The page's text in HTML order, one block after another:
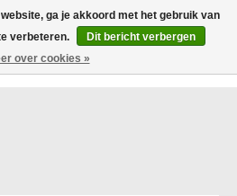
Verlanglijst
ga je akkoord met het gebruik van
verbeteren.
Dit bericht verbergen
over cookies »